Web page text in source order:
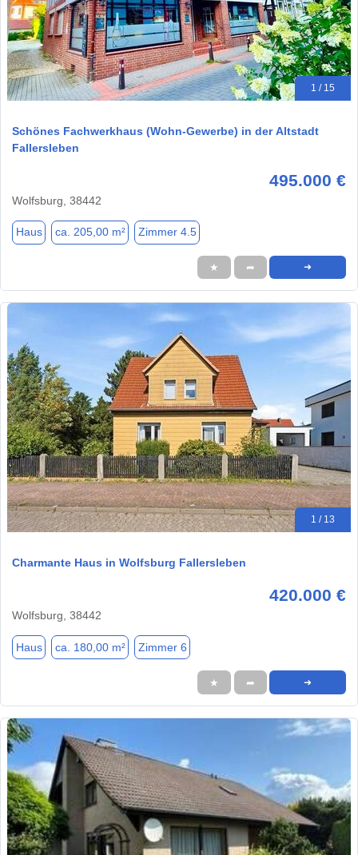
1 / 15
Schönes Fachwerkhaus (Wohn-Gewerbe) in der Altstadt
Fallersleben
495.000 €
Wolfsburg, 38442
Haus ca. 205,00 m² Zimmer 4.5
★ ➦ ➜
1 / 13
Charmante Haus in Wolfsburg Fallersleben
420.000 €
Wolfsburg, 38442
Haus ca. 180,00 m² Zimmer 6
★ ➦ ➜